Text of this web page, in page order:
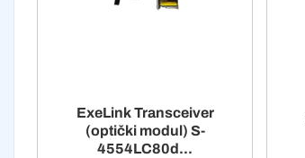
ExeLink Transceiver
(optički modul) S-
4554LC80d...